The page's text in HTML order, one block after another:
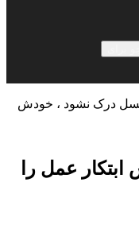
نسل درک نشود ، خودش
عمل را